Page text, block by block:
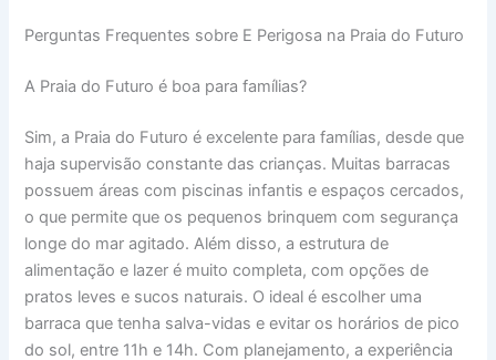
Perguntas Frequentes sobre E Perigosa na Praia do Futuro
A Praia do Futuro é boa para famílias?
Sim, a Praia do Futuro é excelente para famílias, desde que
haja supervisão constante das crianças. Muitas barracas
possuem áreas com piscinas infantis e espaços cercados,
o que permite que os pequenos brinquem com segurança
longe do mar agitado. Além disso, a estrutura de
alimentação e lazer é muito completa, com opções de
pratos leves e sucos naturais. O ideal é escolher uma
barraca que tenha salva-vidas e evitar os horários de pico
do sol, entre 11h e 14h. Com planejamento, a experiência